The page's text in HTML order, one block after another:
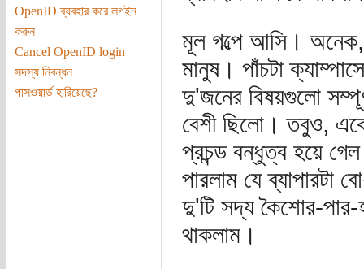
OpenID ব্যবহার করে লগইন
করুন
Cancel OpenID login
সদস্য নিবন্ধন
পাসওয়ার্ড হারিয়েছে?
মূল গল্পে আসি।
মানুষ। পাঁচটা
দু'জনের বিষয়গুলো
বেশী ছিলো। তবুও,
প্রচন্ড বন্ধুত্ব হয়ে
পারলাম যে ব্যাপারটা
দু'টি সদ্য কৈশোর-
থাকলাম।